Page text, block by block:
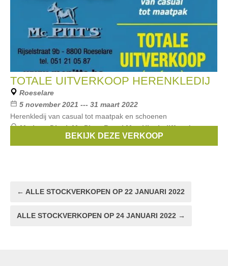
TOTALE UITVERKOOP HERENKLEDIJ
Roeselare
5 november 2021 --- 31 maart 2022
Herenkledij van casual tot maatpak en schoenen
Merken:Digel,Mc Pitts,Royal Mer,Hinchcliff and sons,
BEKIJK DEZE VERKOOP
← ALLE STOCKVERKOPEN OP 22 JANUARI 2022
ALLE STOCKVERKOPEN OP 24 JANUARI 2022 →